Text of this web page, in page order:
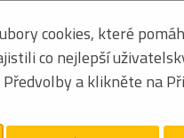
výpis
cookies, které
co nejlepší
a klikněte na